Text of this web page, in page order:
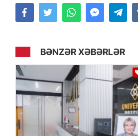
BƏNZƏR XƏBƏRLƏR